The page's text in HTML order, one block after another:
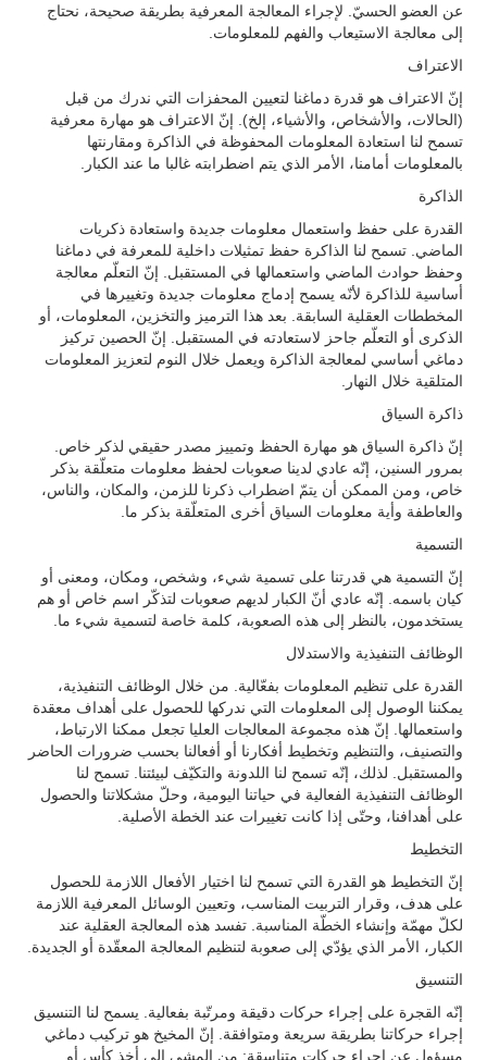
عن العضو الحسيّ. لإجراء المعالجة المعرفية بطريقة صحيحة، نحتاج
إلى معالجة الاستيعاب والفهم للمعلومات.
الاعتراف
إنّ الاعتراف هو قدرة دماغنا لتعيين المحفزات التي ندرك من قبل
(الحالات، والأشخاص، والأشياء، إلخ). إنّ الاعتراف هو مهارة معرفية
تسمح لنا استعادة المعلومات المحفوظة في الذاكرة ومقارنتها
بالمعلومات أمامنا، الأمر الذي يتم اضطرابته غالبا ما عند الكبار.
الذاكرة
القدرة على حفظ واستعمال معلومات جديدة واستعادة ذكريات
الماضي. تسمح لنا الذاكرة حفظ تمثيلات داخلية للمعرفة في دماغنا
وحفظ حوادث الماضي واستعمالها في المستقبل. إنّ التعلّم معالجة
أساسية للذاكرة لأنّه يسمح إدماج معلومات جديدة وتغييرها في
المخططات العقلية السابقة. بعد هذا الترميز والتخزين، المعلومات، أو
الذكرى أو التعلّم جاحز لاستعادته في المستقبل. إنّ الحصين تركيز
دماغي أساسي لمعالجة الذاكرة ويعمل خلال النوم لتعزيز المعلومات
المتلقية خلال النهار.
ذاكرة السياق
إنّ ذاكرة السياق هو مهارة الحفظ وتمييز مصدر حقيقي لذكر خاص.
بمرور السنين، إنّه عادي لدينا صعوبات لحفظ معلومات متعلّقة بذكر
خاص، ومن الممكن أن يتمّ اضطراب ذكرنا للزمن، والمكان، والناس،
والعاطفة وأية معلومات السياق أخرى المتعلّقة بذكر ما.
التسمية
إنّ التسمية هي قدرتنا على تسمية شيء، وشخص، ومكان، ومعنى أو
كيان باسمه. إنّه عادي أنّ الكبار لديهم صعوبات لتذكّر اسم خاص أو هم
يستخدمون، بالنظر إلى هذه الصعوبة، كلمة خاصة لتسمية شيء ما.
الوظائف التنفيذية والاستدلال
القدرة على تنظيم المعلومات بفعّالية. من خلال الوظائف التنفيذية،
يمكننا الوصول إلى المعلومات التي ندركها للحصول على أهداف معقدة
واستعمالها. إنّ هذه مجموعة المعالجات العليا تجعل ممكنا الارتباط،
والتصنيف، والتنظيم وتخطيط أفكارنا أو أفعالنا بحسب ضرورات الحاضر
والمستقبل. لذلك، إنّه تسمح لنا اللدونة والتكيّف لبيئتنا. تسمح لنا
الوظائف التنفيذية الفعالية في حياتنا اليومية، وحلّ مشكلاتنا والحصول
على أهدافنا، وحتّى إذا كانت تغييرات عند الخطة الأصلية.
التخطيط
إنّ التخطيط هو القدرة التي تسمح لنا اختيار الأفعال اللازمة للحصول
على هدف، وقرار التربيت المناسب، وتعيين الوسائل المعرفية اللازمة
لكلّ مهمّة وإنشاء الخطّة المناسبة. تفسد هذه المعالجة العقلية عند
الكبار، الأمر الذي يؤدّي إلى صعوبة لتنظيم المعالجة المعقّدة أو الجديدة.
التنسيق
إنّه القجرة على إجراء حركات دقيقة ومرتّبة بفعالية. يسمح لنا التنسيق
إجراء حركاتنا بطريقة سريعة ومتوافقة. إنّ المخيخ هو تركيب دماغي
مسؤول عن إجراء حركات متناسقة: من المشي إلى أخذ كأس أو